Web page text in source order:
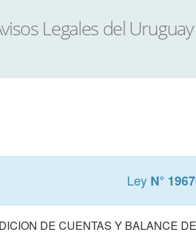
Ley N°
DE CUENTAS Y BALANCE